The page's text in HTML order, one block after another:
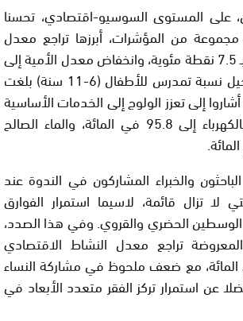
على المستوى السوسيو-اقتصادي، تحسنا
من المؤشرات، أبرزها تراجع معدل
الفقر متعدد الأبعاد بـ 7.5 نقطة مئوية، وانخفاض معدل الأمية إلى
32 في المائة، وتسجيل نسبة تمدرس للأطفال (6-11 سنة) بلغت
أشاروا إلى تعزز الولوج إلى الخدمات الأساسية
بارتفاع نسبة الربط بالكهرباء إلى 95.8 في المائة، والماء الصالح
والخبراء المشاركون في الندوة عند
لا تزال قائمة، لاسيما استمرار الفوارق
الوسطين الحضري والقروي. وفي هذا الصدد،
تراجع معدل النشاط الاقتصادي
إلى 37.3 في المائة، مع ضعف ملحوظ في مشاركة النساء
فضلا عن استمرار تركز الفقر متعدد الأبعاد في